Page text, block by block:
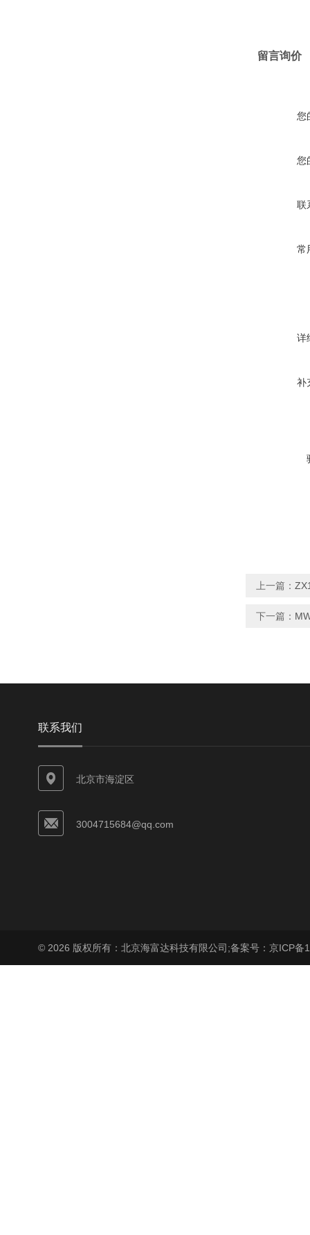
留言询价
您
您
联
常
详
补
上一篇：
下一篇：
联系我们
北京市海淀区
3004715684@qq.com
© 2026 版权所有：北京海富达科技有限公司;备案号：京ICP备